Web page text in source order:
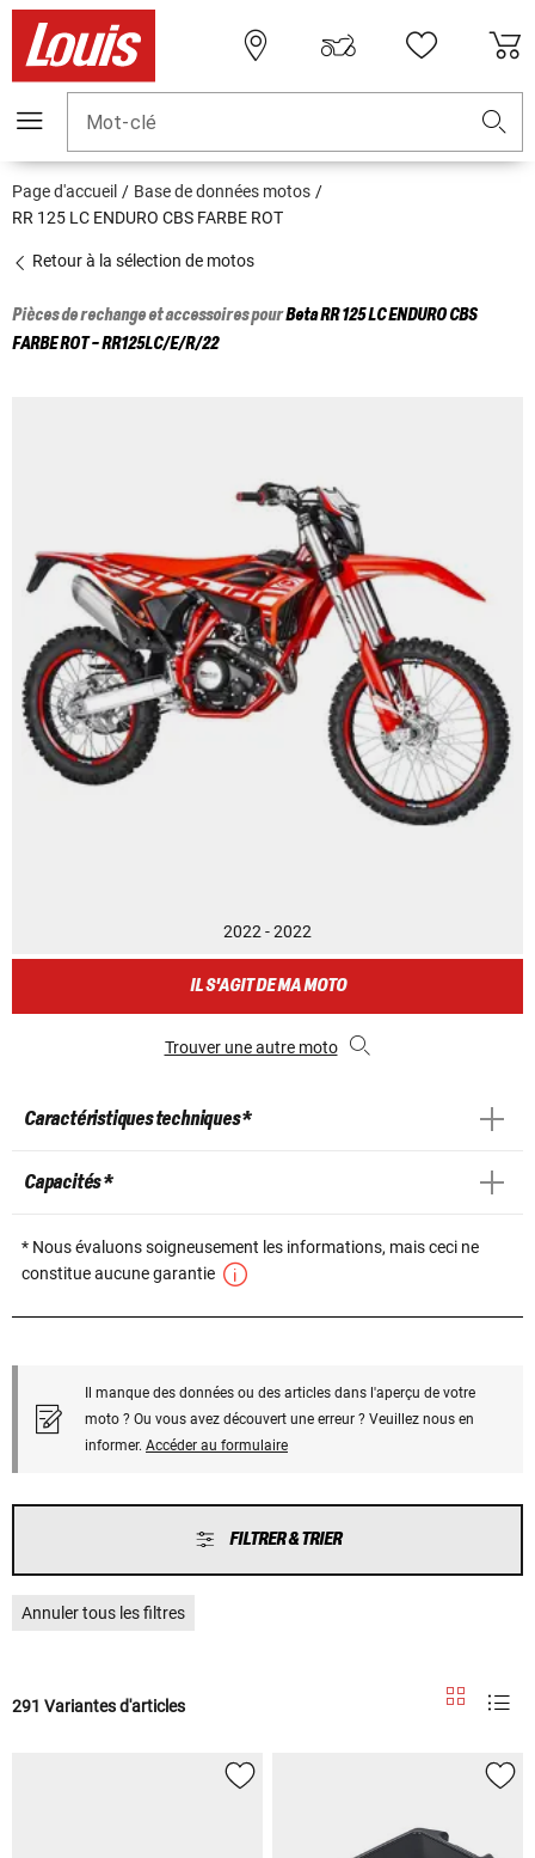
Mot-clé
Page d'accueil
Base de données motos
RR 125 LC ENDURO CBS FARBE ROT
Retour à la sélection de motos
Pièces de rechange et accessoires pourBetaRR 125 LC ENDURO CBS
FARBE ROT - RR125LC/E/R/22
2022 - 2022
IL S'AGIT DE MA MOTO
Trouver une autre moto
Caractéristiques techniques *
Capacités *
* Nous évaluons soigneusement les informations, mais ceci ne
constitue aucune garantie
Il manque des données ou des articles dans l'aperçu de votre
moto ? Ou vous avez découvert une erreur ? Veuillez nous en
informer. Accéder au formulaire
FILTRER & TRIER
Annuler tous les filtres
291 Variantes d'articles